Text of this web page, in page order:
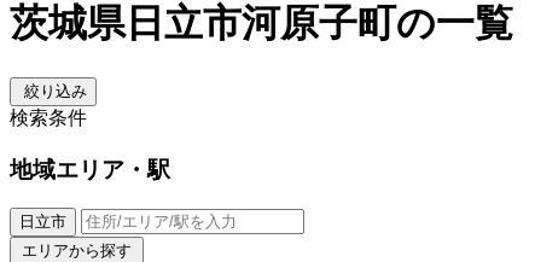
茨城県日立市河原子町の一覧
絞り込み
検索条件
地域エリア・駅
日立市
エリアから探す